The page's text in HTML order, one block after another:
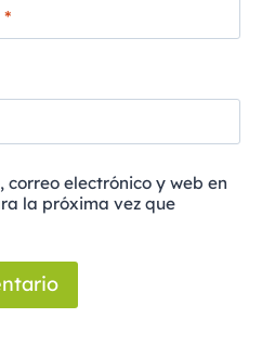
*
correo electrónico y web en
la próxima vez que